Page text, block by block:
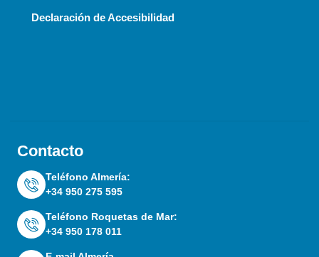
Contacto
Teléfono Almería:
+34 950 275 595
Teléfono Roquetas de Mar:
+34 950 178 011
Declaración de Accesibilidad